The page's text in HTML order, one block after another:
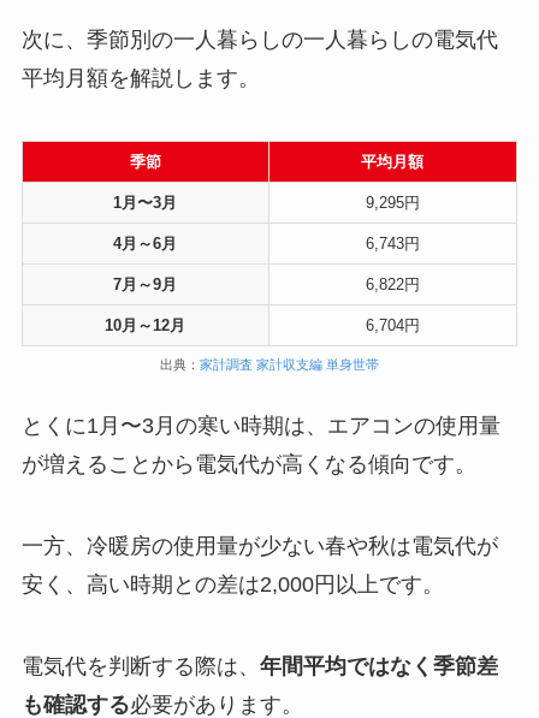
次に、季節別の一人暮らしの一人暮らしの電気代
平均月額を解説します。
季節 平均月額
1月〜3月 9,295円
4月～6月 6,743円
7月～9月 6,822円
10月～12月 6,704円
出典： 家計調査 家計収支編 単身世帯
とくに1月〜3月の寒い時期は、エアコンの使用量
が増えることから電気代が高くなる傾向です。
一方、冷暖房の使用量が少ない春や秋は電気代が
安く、高い時期との差は2,000円以上です。
電気代を判断する際は、 年間平均ではなく季節差
も確認する必要があります。